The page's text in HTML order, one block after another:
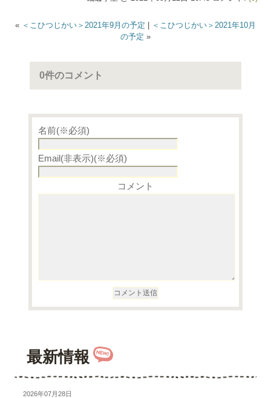
« ＜こひつじかい＞2021年9月の予定
＜こひつじかい＞2021年10月
の予定 »
0件のコメント
名前(※必須)
Email(非表示)(※必須)
コメント
最新情報
2026年07月28日